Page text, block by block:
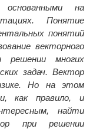
основанными на
Понятие
понятий
векторного
решении многих
задач. Вектор
Но на этом
как правило, и
найти
при решении